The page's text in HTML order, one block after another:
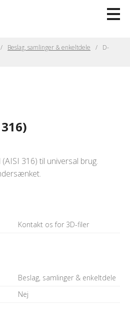
Beslag, samlinger & enkeltdele
D-
316) til universal brug.
Kontakt os for 3D-filer
Beslag, samlinger & enkeltdele
Nej